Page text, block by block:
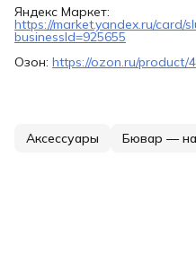
Яндекс Маркет:
https://market.yandex.ru/card/
businessId=925655
Озон: https://ozon.ru/product/
Аксессуары Бювар —